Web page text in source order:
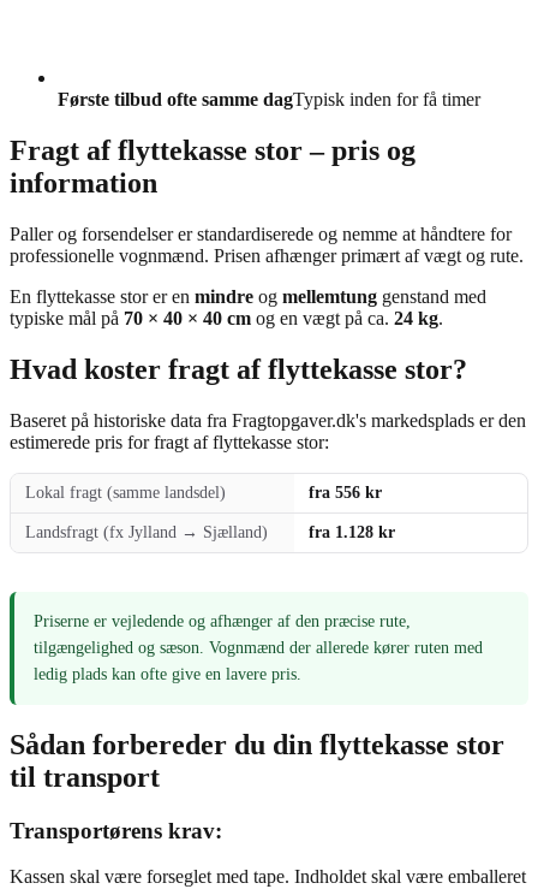
Første tilbud ofte samme dagTypisk inden for få timer
Fragt af flyttekasse stor – pris og
information
Paller og forsendelser er standardiserede og nemme at håndtere for
professionelle vognmænd. Prisen afhænger primært af vægt og rute.
En flyttekasse stor er en mindre og mellemtung genstand med
typiske mål på 70 × 40 × 40 cm og en vægt på ca. 24 kg.
Hvad koster fragt af flyttekasse stor?
Baseret på historiske data fra Fragtopgaver.dk's markedsplads er den
estimerede pris for fragt af flyttekasse stor:
Lokal fragt (samme landsdel) fra 556 kr
Landsfragt (fx Jylland → Sjælland) fra 1.128 kr
Priserne er vejledende og afhænger af den præcise rute,
tilgængelighed og sæson. Vognmænd der allerede kører ruten med
ledig plads kan ofte give en lavere pris.
Sådan forbereder du din flyttekasse stor
til transport
Transportørens krav:
Kassen skal være forseglet med tape. Indholdet skal være emballeret